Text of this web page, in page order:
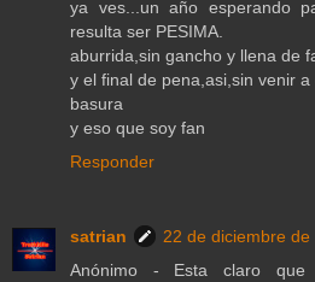
ya ves...un año esperando
resulta ser PESIMA.
aburrida,sin gancho y llena de
y el final de pena,asi,sin venir a
basura
y eso que soy fan
Responder
satrian
22 de diciembre
Anónimo - Esta claro que